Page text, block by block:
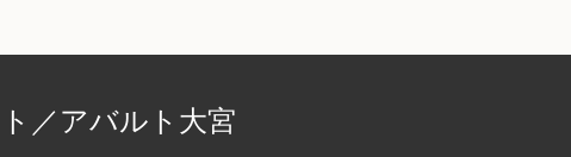
／アバルト大宮